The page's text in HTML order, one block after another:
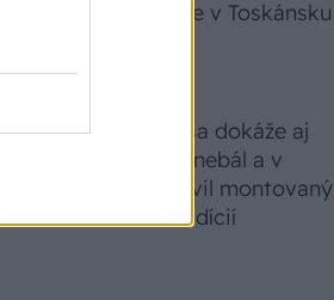
zabudnete, že nie ste v Toskánsku
motorovou pílou sa dokáže aj
podpísať. Slovák sa nebál a v
Čičmanoch si postavil montovaný
v duchu tradícií